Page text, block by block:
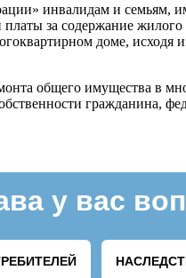
инвалидам и семьям,
платы за содержание
доме,
общего имущества в
гражданина,